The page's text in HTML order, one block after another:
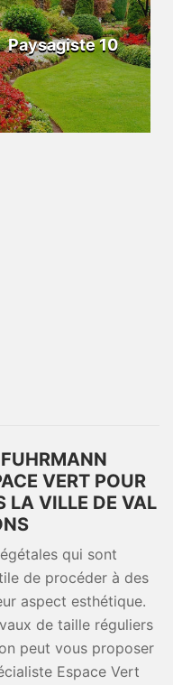
Paysagiste 10
VERT POUR
LA VILLE DE VAL
qui sont
de procéder à des
aspect esthétique.
de taille réguliers
peut vous proposer
Espace Vert